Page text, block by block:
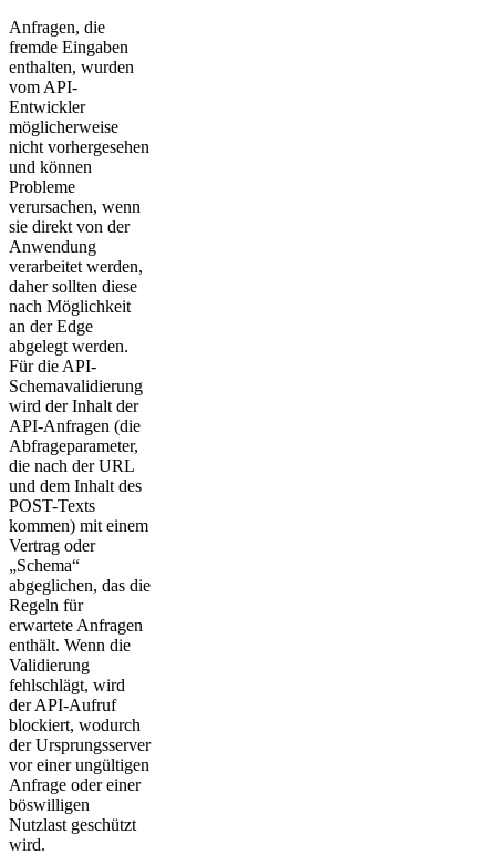
Anfragen, die
fremde Eingaben
enthalten, wurden
vom API-
Entwickler
möglicherweise
nicht vorhergesehen
und können
Probleme
verursachen, wenn
sie direkt von der
Anwendung
verarbeitet werden,
daher sollten diese
nach Möglichkeit
an der Edge
abgelegt werden.
Für die API-
Schemavalidierung
wird der Inhalt der
API-Anfragen (die
Abfrageparameter,
die nach der URL
und dem Inhalt des
POST-Texts
kommen) mit einem
Vertrag oder
„Schema“
abgeglichen, das die
Regeln für
erwartete Anfragen
enthält. Wenn die
Validierung
fehlschlägt, wird
der API-Aufruf
blockiert, wodurch
der Ursprungsserver
vor einer ungültigen
Anfrage oder einer
böswilligen
Nutzlast geschützt
wird.